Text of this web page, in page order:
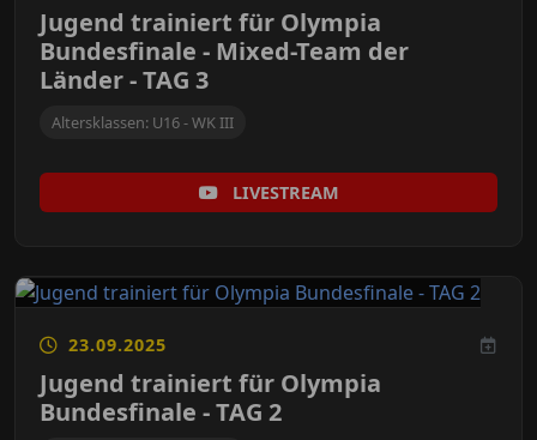
Jugend trainiert für Olympia
Bundesfinale - Mixed-Team der
Länder - TAG 3
Altersklassen: U16 - WK III
LIVESTREAM
23.09.2025
Jugend trainiert für Olympia
Bundesfinale - TAG 2